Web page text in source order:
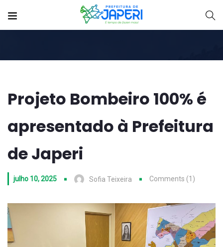
Projeto Bombeiro 100% é
apresentado à Prefeitura
de Japeri
julho 10, 2025 Sofia Teixeira Comments (1)